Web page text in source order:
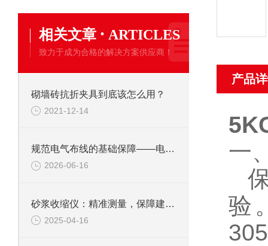
相关文章 · ARTICLES
致力于成为合格的解决方案供应商！
砌墙砖抗折夹具到底该怎么用？
2021-12-14
规范电气布线的基础保障——电工套管弯曲固定装置的施工标准化应用
2026-06-16
砂浆收缩仪：精准测量，保障建筑质量
2025-04-16
产品
一
验